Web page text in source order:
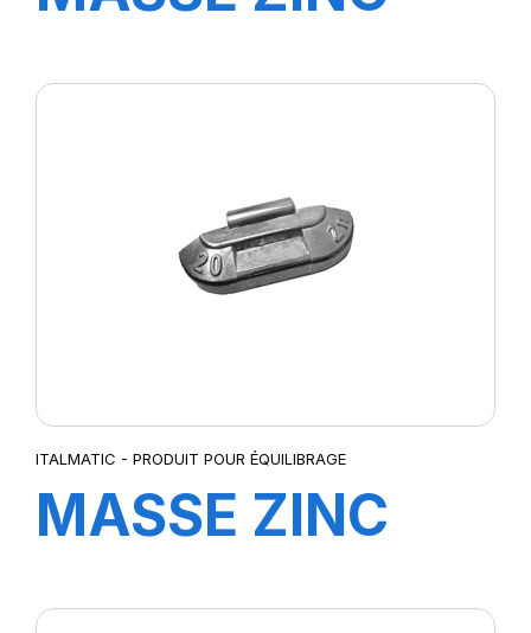
ITALMATIC - PRODUIT POUR ÉQUILIBRAGE
MASSE ZINC